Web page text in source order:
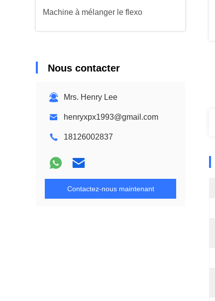
Machine à mélanger le flexo
Nous contacter
Mrs. Henry Lee
henryxpx1993@gmail.com
18126002837
Contactez-nous maintenant